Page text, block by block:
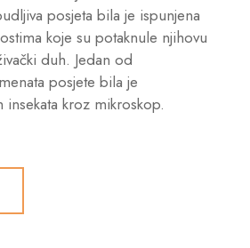
posjeta bila je ispunjena
koje su potaknule njihovu
duh. Jedan od
posjete bila je
kroz mikroskop.